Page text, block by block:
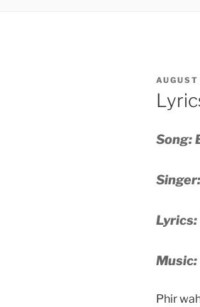
POSTED
ON
Song:
Lyrics:
Music:
Phir